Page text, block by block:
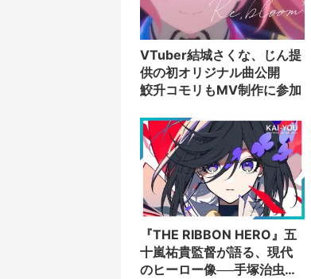
VTuber結城さくな、じん提
供の初オリジナル曲公開
鮫升コモリもMV制作に参加
『THE RIBBON HERO』五
十嵐祐貴監督が語る、現代
のヒーロー像──手塚治虫